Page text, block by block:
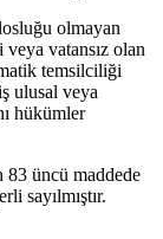
olmayan
vatansız olan
temsilciliği
ulusal veya
hükümler
üncü maddede
sayılmıştır.